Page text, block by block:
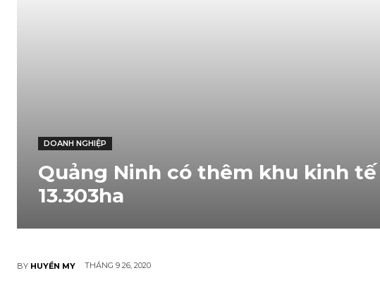
DOANH NGHIỆP
Quảng Ninh có thêm khu kinh
13.303ha
BY HUYỀN MY THÁNG 9 26, 2020